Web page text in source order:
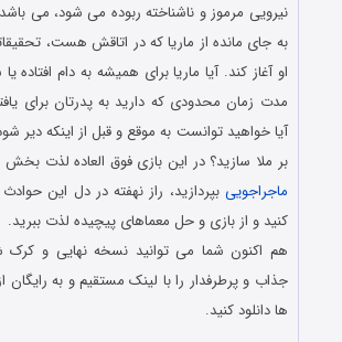
نیرویی مرموز و ناشناخته ربوده می شود، می
به جای مانده از ماریا که در اتاقش هست،
او آغاز کند. آیا ماریا برای همیشه به دام افتاده
مدت زمان محدودی که دارید به پدرتان برای
آیا خواهید توانست به موقع و قبل از اینکه دیر
بر ملا سازید؟ در این بازی فوق العاده لذت بخش
ماجراجویی بپردازید، راز نهفته در دل این
کنید و از بازی و حل معماهای پیچیده لذت ببرید.
هم اکنون شما می توانید نسخه نهایی و
جذاب و پرطرفدار را با لینک مستقیم و به
ها دانلود کنید.